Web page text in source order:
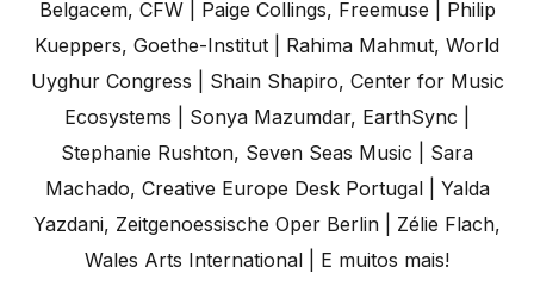
Belgacem, CFW | Paige Collings, Freemuse | Philip
Kueppers, Goethe-Institut | Rahima Mahmut, World
Uyghur Congress | Shain Shapiro, Center for Music
Ecosystems | Sonya Mazumdar, EarthSync |
Stephanie Rushton, Seven Seas Music | Sara
Machado, Creative Europe Desk Portugal | Yalda
Yazdani, Zeitgenoessische Oper Berlin | Zélie Flach,
Wales Arts International | E muitos mais!